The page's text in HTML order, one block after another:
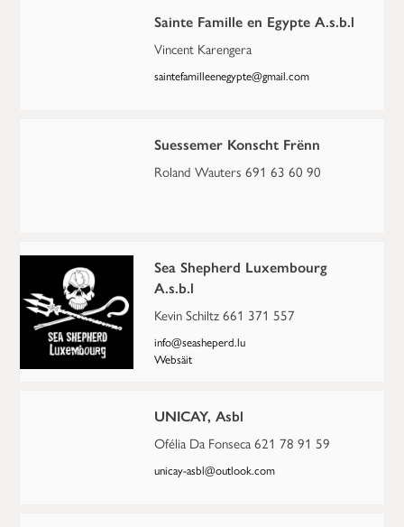
Sainte Famille en Egypte A.s.b.l
Vincent Karengera
saintefamilleenegypte@gmail.com
Suessemer Konscht Frënn
Roland Wauters 691 63 60 90
Sea Shepherd Luxembourg
A.s.b.l
Kevin Schiltz 661 371 557
info@seasheperd.lu
Websäit
UNICAY, Asbl
Ofélia Da Fonseca 621 78 91 59
unicay-asbl@outlook.com